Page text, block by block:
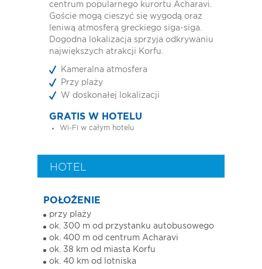
centrum popularnego kurortu Acharavi.
Goście mogą cieszyć się wygodą oraz
leniwą atmosferą greckiego siga-siga.
Dogodna lokalizacja sprzyja odkrywaniu
największych atrakcji Korfu.
Kameralna atmosfera
Przy plaży
W doskonałej lokalizacji
GRATIS W HOTELU
Wi-Fi w całym hotelu
HOTEL
POŁOŻENIE
przy plaży
ok. 300 m od przystanku autobusowego
ok. 400 m od centrum Acharavi
ok. 38 km od miasta Korfu
ok. 40 km od lotniska